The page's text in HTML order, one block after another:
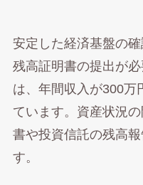
安定した経済基盤の
残高証明書の提出が
は、年間収入が300万
ています。資産状況
書や投資信託の残高
す。